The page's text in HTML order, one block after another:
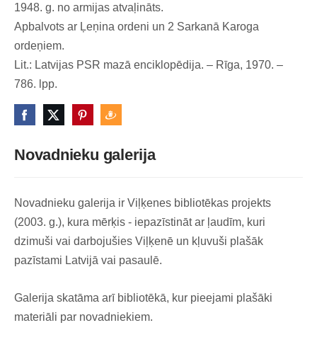
Novadnieku galerija
Novadnieku galerija ir Viļķenes bibliotēkas projekts
(2003. g.), kura mērķis - iepazīstināt ar ļaudīm, kuri
dzimuši vai darbojušies Viļķenē un kļuvuši plašāk
pazīstami Latvijā vai pasaulē.
Galerija skatāma arī bibliotēkā, kur pieejami plašāki
materiāli par novadniekiem.
1948. g. no armijas atvaļināts.
Apbalvots ar Ļeņina ordeni un 2 Sarkanā Karoga
ordeņiem.
Lit.: Latvijas PSR mazā enciklopēdija. – Rīga, 1970. –
786. lpp.